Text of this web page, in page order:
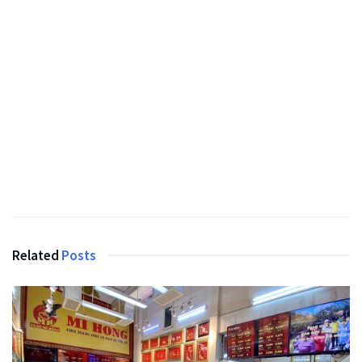
Related Posts